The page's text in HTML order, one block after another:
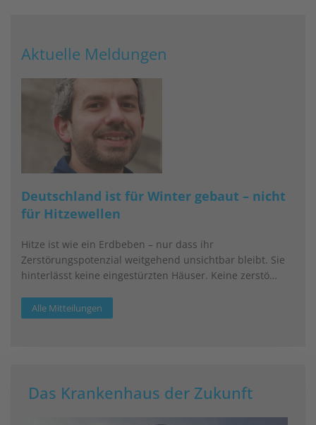
Aktuelle Meldungen
Deutschland ist für Winter gebaut – nicht
für Hitzewellen
Hitze ist wie ein Erdbeben – nur dass ihr
Zerstörungspotenzial weitgehend unsichtbar bleibt. Sie
hinterlässt keine eingestürzten Häuser. Keine zerstö…
Alle Mitteilungen
Das Krankenhaus der Zukunft